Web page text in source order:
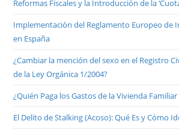
Reformas Fiscales y la Introducción de la
Implementación del Reglamento Europeo de
en España
¿Cambiar la mención del sexo en el Registro
de la Ley Orgánica 1/2004?
¿Quién Paga los Gastos de la Vivienda
El Delito de Stalking (Acoso): Qué Es y Cómo